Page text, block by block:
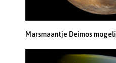
Marsmaantje Deimos